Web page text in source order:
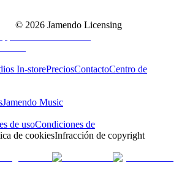
© 2026 Jamendo Licensing
In-storePreciosContactoCentro de
Jamendo Music
de usoCondiciones de
de cookiesInfracción de copyright